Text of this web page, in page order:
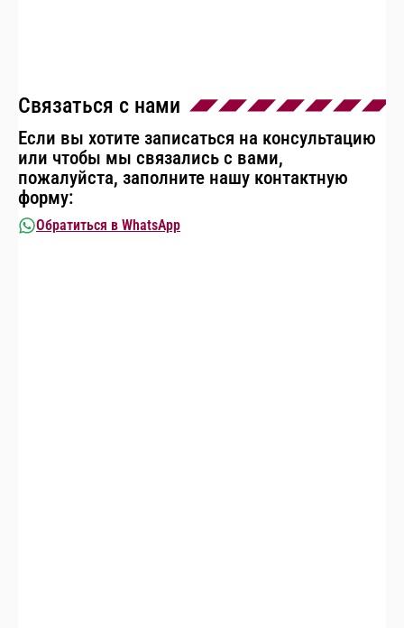
Связаться с нами
Если вы хотите записаться на консультацию
или чтобы мы связались с вами,
пожалуйста, заполните нашу контактную
форму:
Обратиться в WhatsApp